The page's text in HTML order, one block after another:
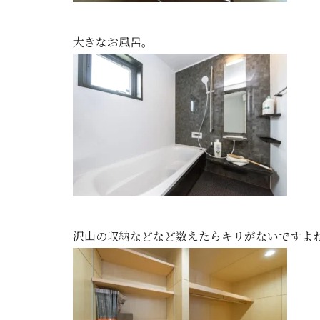
大きなお風呂。
沢山の収納などなど数えたらキリがないですよ